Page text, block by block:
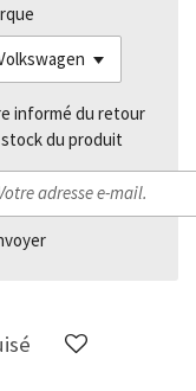
informé du retour
du produit